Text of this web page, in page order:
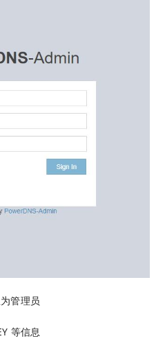
管理员
等信息